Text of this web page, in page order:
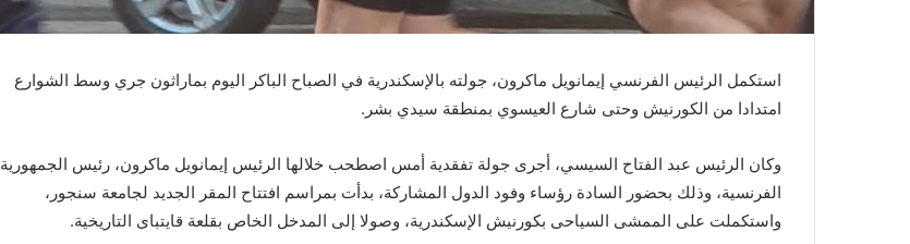
استكمل الرئيس الفرنسي إيمانويل ماكرون، جولته بالإسكندرية في الصباح الباكر اليوم بماراثون جري وسط الشوارع
امتدادا من الكورنيش وحتى شارع العيسوي بمنطقة سيدي بشر.
وكان الرئيس عبد الفتاح السيسي، أجرى جولة تفقدية أمس اصطحب خلالها الرئيس إيمانويل ماكرون، رئيس الجمهورية
الفرنسية، وذلك بحضور السادة رؤساء وفود الدول المشاركة، بدأت بمراسم افتتاح المقر الجديد لجامعة سنجور،
واستكملت على الممشى السياحى بكورنيش الإسكندرية، وصولا إلى المدخل الخاص بقلعة قايتباى التاريخية.